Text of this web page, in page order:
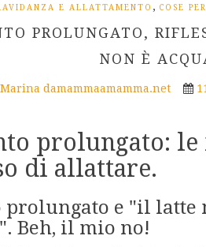
E ALLATTAMENTO , COSE
PROLUNGATO,
NON È
Marina damammaamamma.net
prolungato:
di allattare.
e "il latte
Beh, il mio no!